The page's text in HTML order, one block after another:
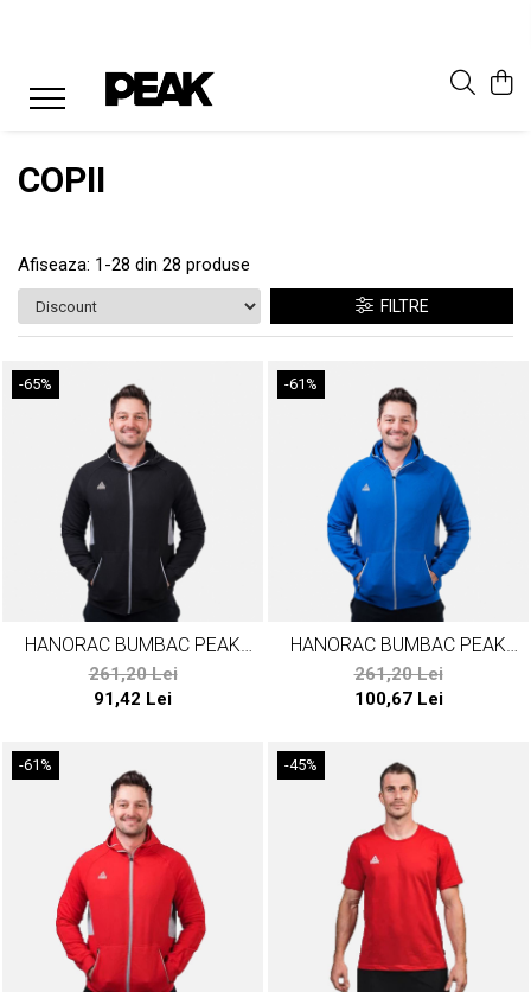
COPII
Afiseaza: 1-28 din 28 produse
FILTRE
-65%
HANORAC BUMBAC PEAK
DOWNTOWN NEGRU/GRI
261,20 Lei
91,42 Lei
-61%
HANORAC BUMBAC PEAK
DOWNTOWN ALBASTRU/GRI
261,20 Lei
100,67 Lei
-61% -45%